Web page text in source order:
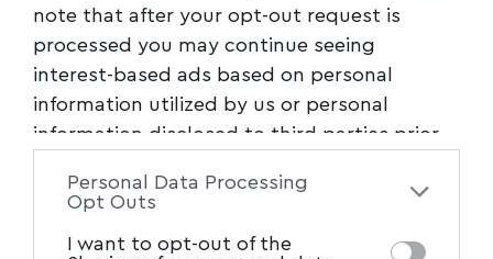
note that after your opt-out request is
processed you may continue seeing
interest-based ads based on personal
information utilized by us or personal
information disclosed to third parties prior
of the further disclosure of your personal
of downstream participants. This
Personal Data Processing
Opt Outs
I want to opt-out of the